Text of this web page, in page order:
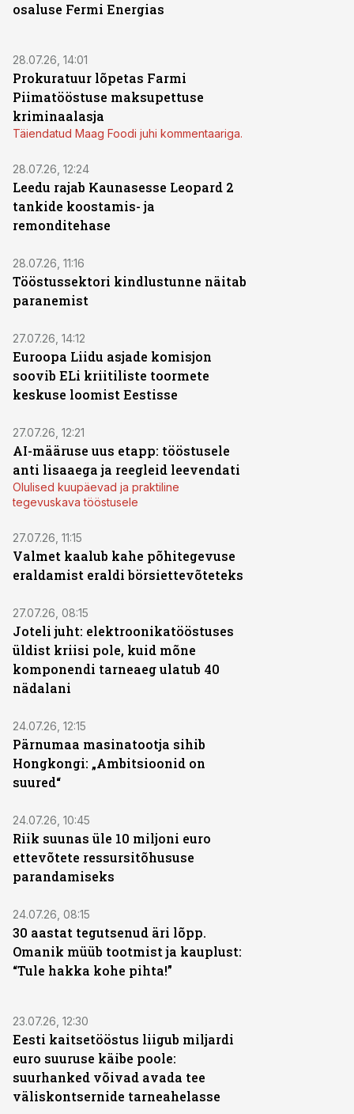
osaluse Fermi Energias
28.07.26, 14:01
Prokuratuur lõpetas Farmi
Piimatööstuse maksupettuse
kriminaalasja
Täiendatud Maag Foodi juhi kommentaariga.
28.07.26, 12:24
Leedu rajab Kaunasesse Leopard 2
tankide koostamis- ja
remonditehase
28.07.26, 11:16
Tööstussektori kindlustunne näitab
paranemist
27.07.26, 14:12
Euroopa Liidu asjade komisjon
soovib ELi kriitiliste toormete
keskuse loomist Eestisse
27.07.26, 12:21
AI-määruse uus etapp: tööstusele
anti lisaaega ja reegleid leevendati
Olulised kuupäevad ja praktiline
tegevuskava tööstusele
27.07.26, 11:15
Valmet kaalub kahe põhitegevuse
eraldamist eraldi börsiettevõteteks
27.07.26, 08:15
Joteli juht: elektroonikatööstuses
üldist kriisi pole, kuid mõne
komponendi tarneaeg ulatub 40
nädalani
24.07.26, 12:15
Pärnumaa masinatootja sihib
Hongkongi: „Ambitsioonid on
suured“
24.07.26, 10:45
Riik suunas üle 10 miljoni euro
ettevõtete ressursitõhususe
parandamiseks
24.07.26, 08:15
30 aastat tegutsenud äri lõpp.
Omanik müüb tootmist ja kauplust:
“Tule hakka kohe pihta!”
23.07.26, 12:30
Eesti kaitsetööstus liigub miljardi
euro suuruse käibe poole:
suurhanked võivad avada tee
väliskontsernide tarneahelasse